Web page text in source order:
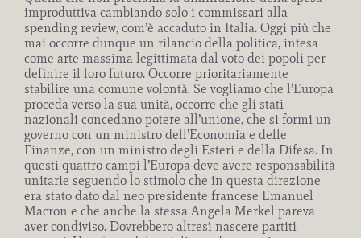
improduttiva cambiando solo i commissari alla
spending review, com’è accaduto in Italia. Oggi più che
mai occorre dunque un rilancio della politica, intesa
come arte massima legittimata dal voto dei popoli per
definire il loro futuro. Occorre prioritariamente
stabilire una comune volontà. Se vogliamo che l’Europa
proceda verso la sua unità, occorre che gli stati
nazionali concedano potere all’unione, che si formi un
governo con un ministro dell’Economia e delle
Finanze, con un ministro degli Esteri e della Difesa. In
questi quattro campi l’Europa deve avere responsabilità
unitarie seguendo lo stimolo che in questa direzione
era stato dato dal neo presidente francese Emanuel
Macron e che anche la stessa Angela Merkel pareva
aver condiviso. Dovrebbero altresì nascere partiti